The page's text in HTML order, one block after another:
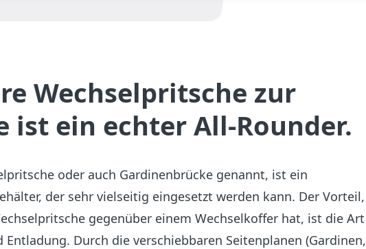
Wechselpritsche zur
ist ein echter All-Rounder.
oder auch Gardinenbrücke genannt, ist ein
der sehr vielseitig eingesetzt werden kann. Der Vorteil,
gegenüber einem Wechselkoffer hat, ist die Art
Entladung. Durch die verschiebbaren Seitenplanen (Gardinen,